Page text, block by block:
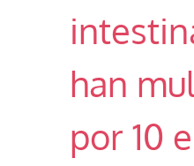
han
por 10